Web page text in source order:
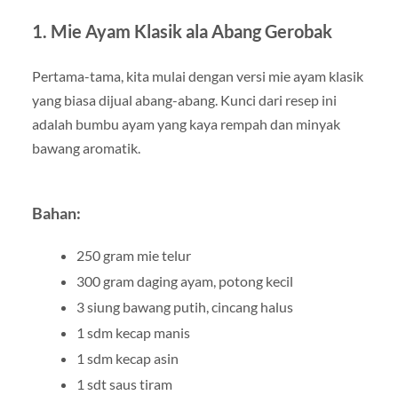
1. Mie Ayam Klasik ala Abang Gerobak
Pertama-tama, kita mulai dengan versi mie ayam klasik
yang biasa dijual abang-abang. Kunci dari resep ini
adalah bumbu ayam yang kaya rempah dan minyak
bawang aromatik.
Bahan:
250 gram mie telur
300 gram daging ayam, potong kecil
3 siung bawang putih, cincang halus
1 sdm kecap manis
1 sdm kecap asin
1 sdt saus tiram